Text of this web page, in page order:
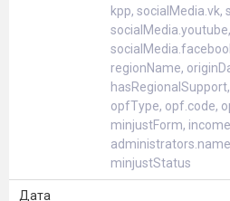
kpp, socialMedia.vk,
regionName,
opfType, opf.code,
minjustForm,
minjustStatus
Дата